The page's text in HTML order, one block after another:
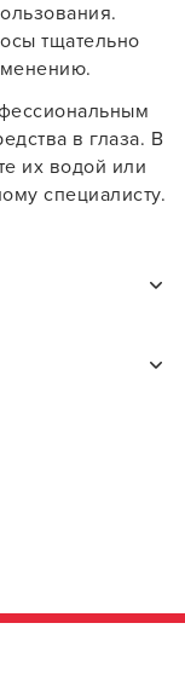
тщательно
в глаза. В
их водой или
специалисту.
российского
PLAY